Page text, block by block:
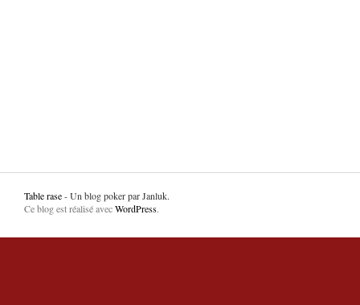
Table rase- Un blog poker par Janluk.
Ce blog est réalisé avecWordPress.